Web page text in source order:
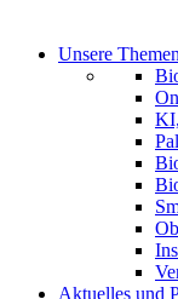
Unsere Themen
Aktuelles und